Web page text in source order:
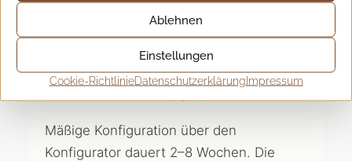
Ablehnen
Einstellungen
Cookie-RichtlinieDatenschutzerklärungImpressum
GEMACHT IST
Sie wollen Massivholz —
aber Sie wollen jetzt einen
Tisch.
Mäßige Konfiguration über den
Konfigurator dauert 2–8 Wochen. Die